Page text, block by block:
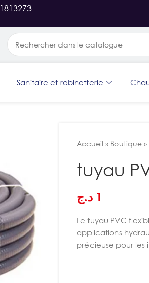
Sanitaire et robinetterie
Accueil » Boutique »
tuyau
1 د.ج
Le tuyau PVC
applications
précieuse pour les